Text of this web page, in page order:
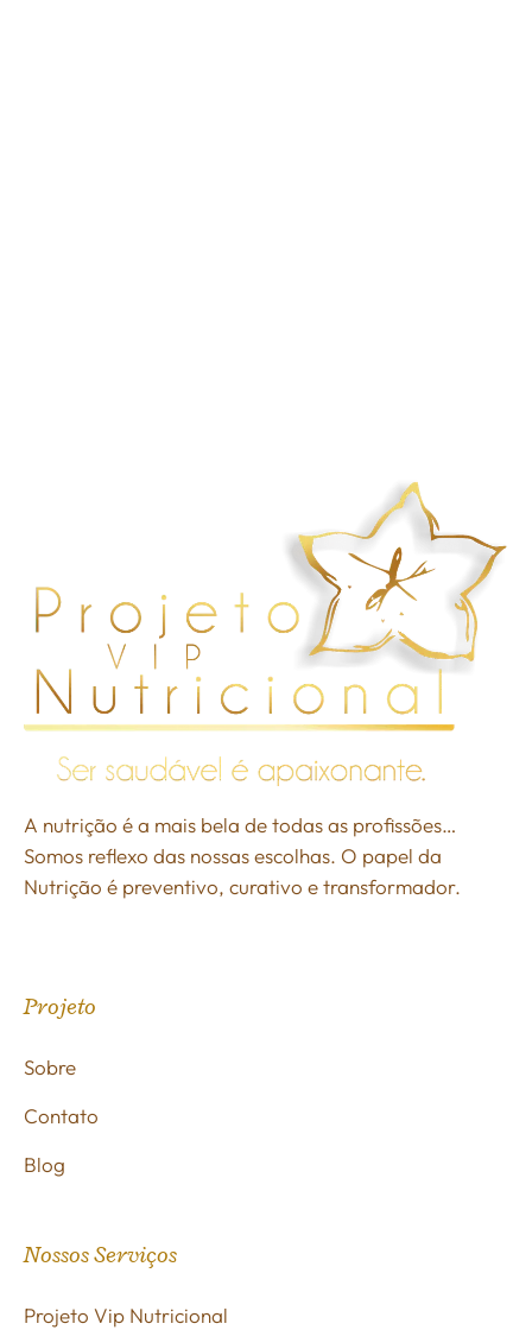
A nutrição é a mais bela de todas as profissões…
Somos reflexo das nossas escolhas. O papel da
Nutrição é preventivo, curativo e transformador.
Projeto
Sobre
Contato
Blog
Nossos Serviços
Projeto Vip Nutricional